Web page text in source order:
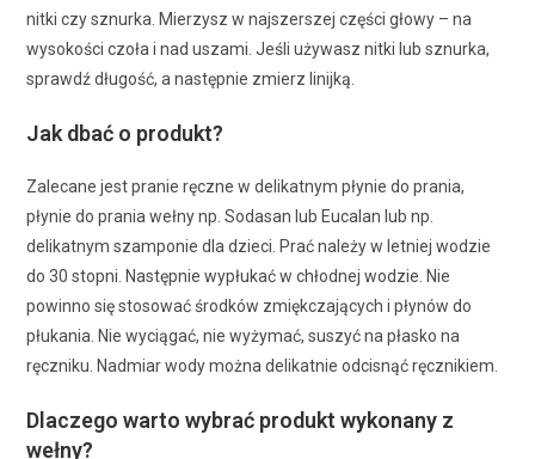
nitki czy sznurka. Mierzysz w najszerszej części głowy – na
wysokości czoła i nad uszami. Jeśli używasz nitki lub sznurka,
sprawdź długość, a następnie zmierz linijką.
Jak dbać o produkt?
Zalecane jest pranie ręczne w delikatnym płynie do prania,
płynie do prania wełny np. Sodasan lub Eucalan lub np.
delikatnym szamponie dla dzieci. Prać należy w letniej wodzie
do 30 stopni. Następnie wypłukać w chłodnej wodzie. Nie
powinno się stosować środków zmiękczających i płynów do
płukania. Nie wyciągać, nie wyżymać, suszyć na płasko na
ręczniku. Nadmiar wody można delikatnie odcisnąć ręcznikiem.
Dlaczego warto wybrać produkt wykonany z
wełny?